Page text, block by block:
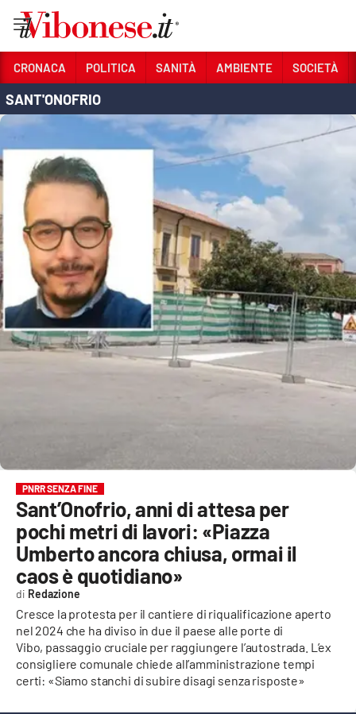
Sezioni
CRONACA
POLITICA
SANITÀ
AMBIENTE
SOCIETÀ
CULTURA
ECONOMIA E LAVORO
LAC TV
LAC NETWORK
LAC ONAIR
LaC
Network
LACPLAY.IT
LACTV.IT
CRONACA POLITICA SANITÀ AMBIENTE SOCIETÀ
SANT'ONOFRIO
PNRR SENZA FINE
Sant’Onofrio, anni di attesa per
pochi metri di lavori: «Piazza
Umberto ancora chiusa, ormai il
caos è quotidiano»
Cresce la protesta per il cantiere di riqualificazione aperto
nel 2024 che ha diviso in due il paese alle porte di
Vibo, passaggio cruciale per raggiungere l’autostrada. L’ex
consigliere comunale chiede all’amministrazione tempi
certi: «Siamo stanchi di subire disagi senza risposte»
Redazione